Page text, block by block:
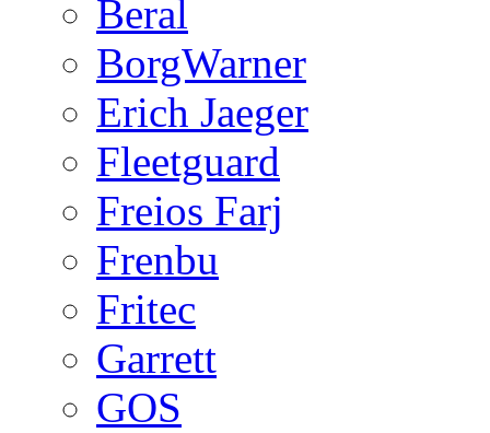
Beral
BorgWarner
Erich Jaeger
Fleetguard
Freios Farj
Frenbu
Fritec
Garrett
GOS